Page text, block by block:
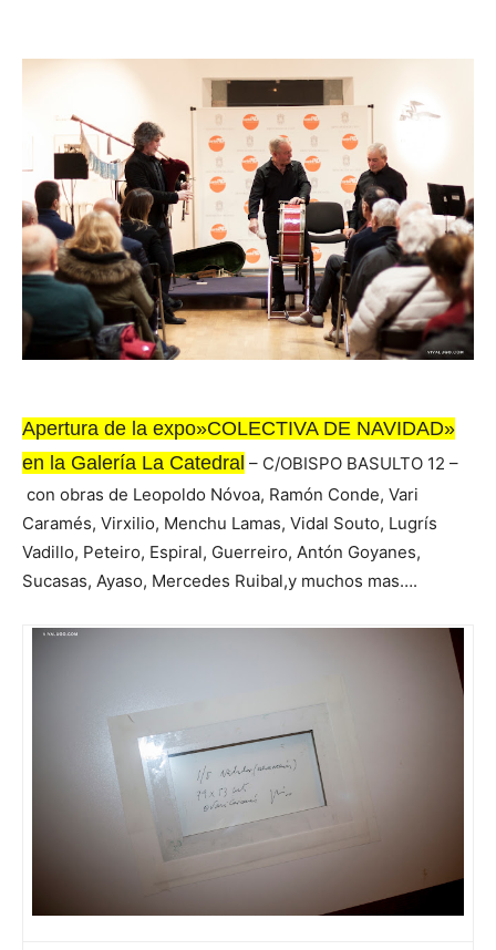
Apertura de la expo»COLECTIVA DE NAVIDAD»
en la Galería La Catedral – C/OBISPO BASULTO 12 –
con obras de Leopoldo Nóvoa, Ramón Conde, Vari
Caramés, Virxilio, Menchu Lamas, Vidal Souto, Lugrís
Vadillo, Peteiro, Espiral, Guerreiro, Antón Goyanes,
Sucasas, Ayaso, Mercedes Ruibal,y muchos mas….